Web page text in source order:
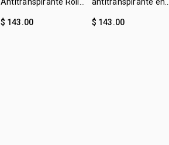
Limón y Menta
$ 143.00
algodón Tododia
$ 143.00